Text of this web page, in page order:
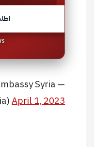
Syria
April 1, 2023